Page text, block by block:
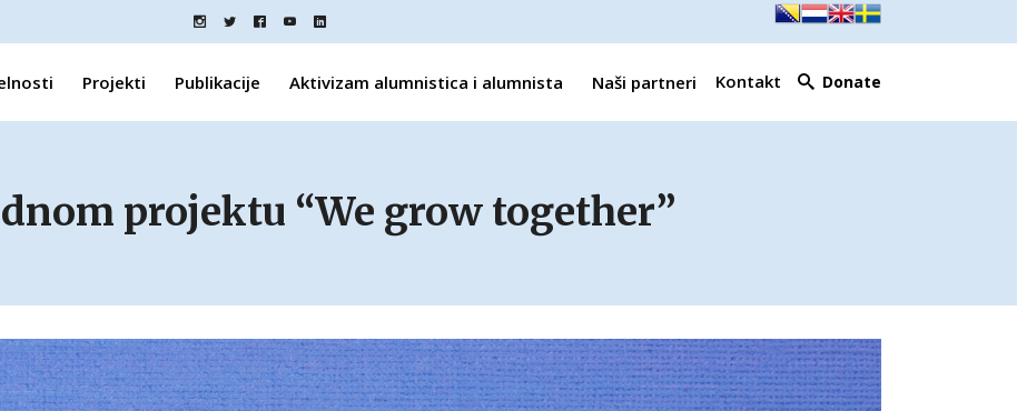
Projekti Publikacije Aktivizam alumnistica i alumnista Naši partneri Kontakt Donate
projektu “We grow together”